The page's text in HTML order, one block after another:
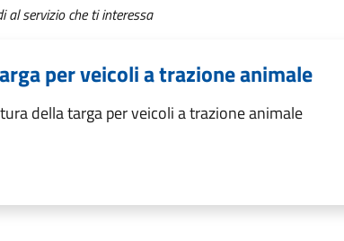
al servizio che ti interessa
per veicoli a trazione animale
della targa per veicoli a trazione animale